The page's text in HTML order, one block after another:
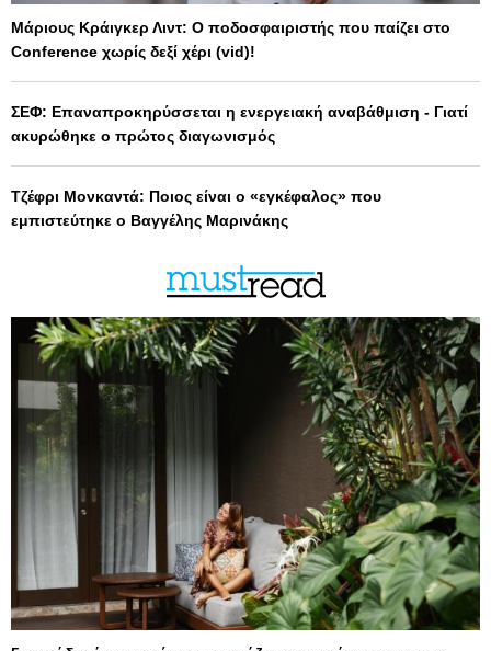
Μάριους Κράιγκερ Λιντ: Ο ποδοσφαιριστής που παίζει στο
Conference χωρίς δεξί χέρι (vid)!
ΣΕΦ: Επαναπροκηρύσσεται η ενεργειακή αναβάθμιση - Γιατί
ακυρώθηκε ο πρώτος διαγωνισμός
Τζέφρι Μονκαντά: Ποιος είναι ο «εγκέφαλος» που
εμπιστεύτηκε ο Βαγγέλης Μαρινάκης